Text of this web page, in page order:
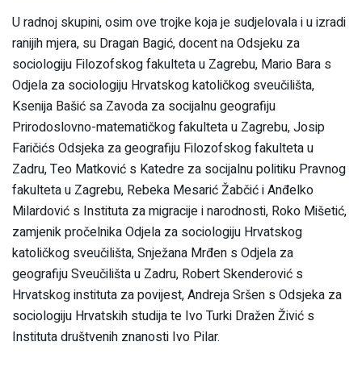
U radnoj skupini, osim ove trojke koja je sudjelovala i u izradi
ranijih mjera, su Dragan Bagić, docent na Odsjeku za
sociologiju Filozofskog fakulteta u Zagrebu, Mario Bara s
Odjela za sociologiju Hrvatskog katoličkog sveučilišta,
Ksenija Bašić sa Zavoda za socijalnu geografiju
Prirodoslovno-matematičkog fakulteta u Zagrebu, Josip
Faričićs Odsjeka za geografiju Filozofskog fakulteta u
Zadru, Teo Matković s Katedre za socijalnu politiku Pravnog
fakulteta u Zagrebu, Rebeka Mesarić Žabčić i Anđelko
Milardović s Instituta za migracije i narodnosti, Roko Mišetić,
zamjenik pročelnika Odjela za sociologiju Hrvatskog
katoličkog sveučilišta, Snježana Mrđen s Odjela za
geografiju Sveučilišta u Zadru, Robert Skenderović s
Hrvatskog instituta za povijest, Andreja Sršen s Odsjeka za
sociologiju Hrvatskih studija te Ivo Turki Dražen Živić s
Instituta društvenih znanosti Ivo Pilar.